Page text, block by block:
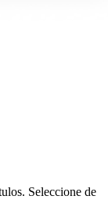
Seleccione de